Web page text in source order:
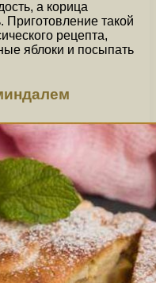
а корица
Приготовление такой
рецепта,
яблоки и посыпать